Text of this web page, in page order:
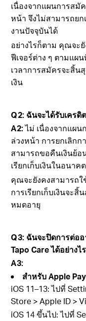
เนื่องจากแผนการสมั
หน้า จึงไม่สามารถย
งานปัจจุบันได้
อย่างไรก็ตาม คุณจะ
ฟีเจอร์ต่าง ๆ ตามแผ
เวลาการสมัครจะสิ้น
เงิน
Q2: ฉันจะได้รับเครดิ
A2:ไม่ เนื่องจากแผ
ล่วงหน้า การยกเลิกก
สามารถขอคืนเงินย้อ
เรียกเก็บเงินในอนาค
คุณจะยังคงสามารถ
การเรียกเก็บเงินจะ
หมดอายุ
Q3: ฉันจะปิดการต่อ
Tapo Care ได้อย่างไร
A3:
สำหรับ Apple
iOS 11–13: ไปที่
Store > Apple ID >
iOS 14 ขึ้นไป: ไปที่